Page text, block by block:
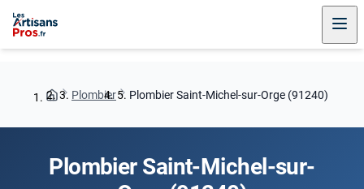
Plombier Plombier Saint-Michel-sur-Orge (91240)
Plombier Saint-Michel-sur-